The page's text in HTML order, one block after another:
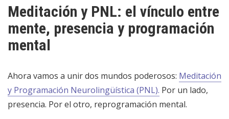
Meditación y PNL: el vínculo entre
mente, presencia y programación
mental
Ahora vamos a unir dos mundos poderosos: Meditación
y Programación Neurolingüística (PNL). Por un lado,
presencia. Por el otro, reprogramación mental.